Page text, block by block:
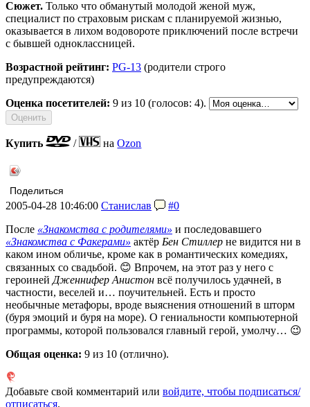
Сюжет. Только что обманутый молодой женой муж,
специалист по страховым рискам с планируемой жизнью,
оказывается в лихом водовороте приключений после встречи
с бывшей одноклассницей.
Возрастной рейтинг: PG-13 (родители строго
предупреждаются)
Оценка посетителей: 9 из 10 (голосов: 4).
Купить / наOzon
Поделиться
2005-04-28 10:46:00 Станислав
#0
После «Знакомства с родителями» и последовавшего
«Знакомства с Факерами» актёр Бен Стиллер не видится ни в
каком ином обличье, кроме как в романтических комедиях,
связанных со свадьбой. 😊 Впрочем, на этот раз у него с
героиней Дженнифер Анистон всё получилось удачней, в
частности, веселей и… поучительней. Есть и просто
необычные метафоры, вроде выяснения отношений в шторм
(буря эмоций и буря на море). О гениальности компьютерной
программы, которой пользовался главный герой, умолчу… 😉
Общая оценка: 9 из 10 (отлично).
Добавьте свой комментарий или войдите, чтобы подписаться/
отписаться.